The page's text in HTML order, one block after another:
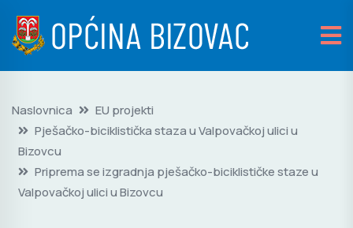
Naslovnica
EU projekti
Pješačko-biciklistička staza u Valpovačkoj ulici u
Bizovcu
Priprema se izgradnja pješačko-biciklističke staze u
Valpovačkoj ulici u Bizovcu